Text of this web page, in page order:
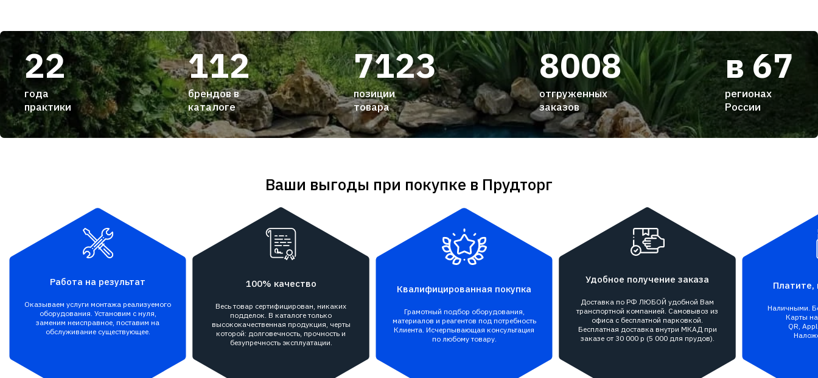
22
года
практики
112
брендов в
каталоге
7123
позиции
товара
8008
отгруженных
заказов
в 67
регионах
России
Ваши выгоды при покупке в Прудторг
Работа на результат
Оказываем услуги монтажа реализуемого
оборудования. Установим с нуля,
заменим неисправное, поставим на
обслуживание существующее.
100% качество
Весь товар сертифицирован, никаких
подделок. В каталоге только
высококачественная продукция, черты
которой: долговечность, прочность и
безупречность эксплуатации.
Квалифицированная покупка
Грамотный подбор оборудования,
материалов и реагентов под потребность
Клиента. Исчерпывающая консультация
по любому товару.
Удобное получение заказа
Доставка по РФ ЛЮБОЙ удобной Вам
транспортной компанией. Самовывоз из
офиса с бесплатной парковкой.
Бесплатная доставка внутри МКАД при
заказе от 30 000 р (5 000 для прудов).
Платите,
Наличными.
Карты
QR,